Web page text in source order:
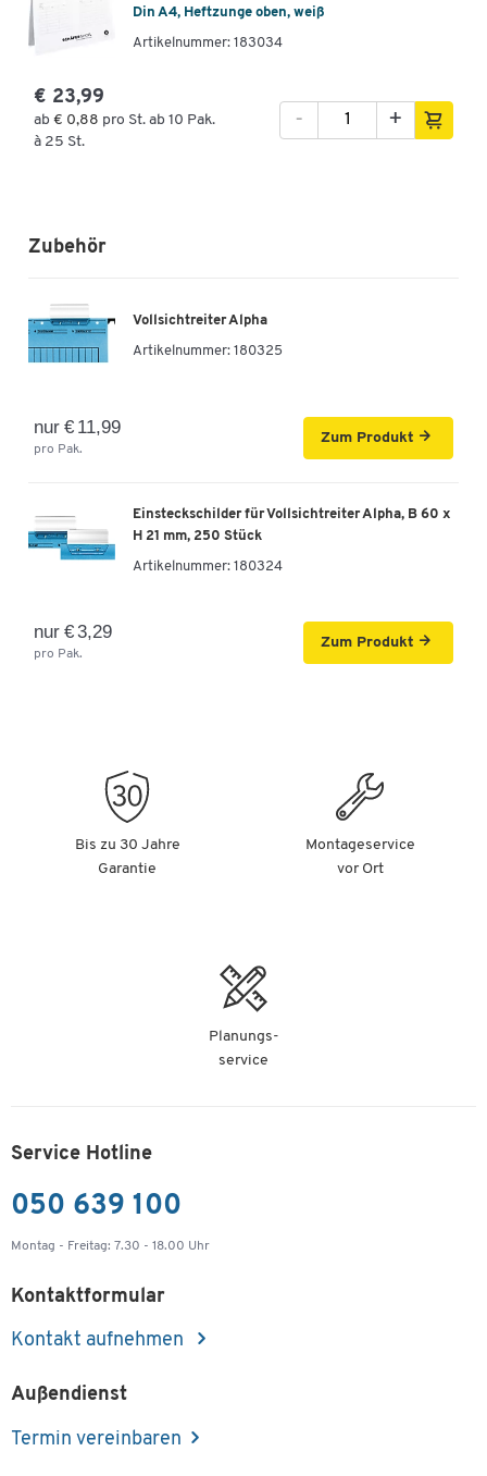
Din A4, Heftzunge oben, weiß
Artikelnummer: 183034
€ 23,99
ab € 0,88 pro St. ab 10 Pak.
à 25 St.
+
-
Zubehör
Vollsichtreiter Alpha
Artikelnummer: 180325
nur € 11,99
pro Pak.
Zum Produkt
Einsteckschilder für Vollsichtreiter Alpha, B 60 x
H 21 mm, 250 Stück
Artikelnummer: 180324
nur € 3,29
pro Pak.
Zum Produkt
Bis zu 30 Jahre
Garantie
Montageservice
vor Ort
Planungs-
service
Service Hotline
050 639 100
Montag - Freitag: 7.30 - 18.00 Uhr
Kontaktformular
Kontakt aufnehmen
Außendienst
Termin vereinbaren